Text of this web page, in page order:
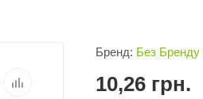
Бренд: Без Бренду
10,26 грн.